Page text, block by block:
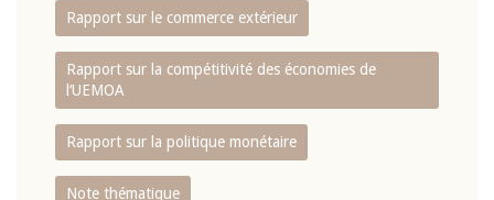
Rapport sur le commerce extérieur
Rapport sur la compétitivité des économies de
l‘UEMOA
Rapport sur la politique monétaire
Note thématique